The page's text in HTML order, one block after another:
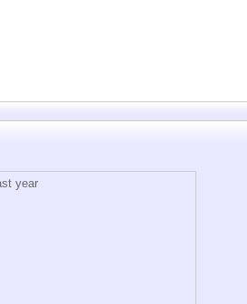
year